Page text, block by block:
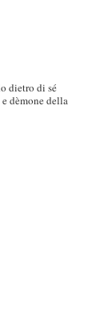
dietro di sé
dèmone della